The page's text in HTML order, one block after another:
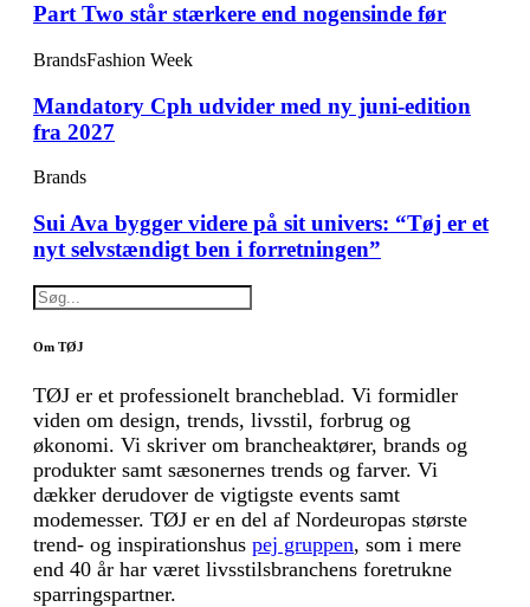
Part Two står stærkere end nogensinde før
BrandsFashion Week
Mandatory Cph udvider med ny juni-edition
fra 2027
Brands
Sui Ava bygger videre på sit univers: “Tøj er et
nyt selvstændigt ben i forretningen”
Om TØJ
TØJ er et professionelt brancheblad. Vi formidler
viden om design, trends, livsstil, forbrug og
økonomi. Vi skriver om brancheaktører, brands og
produkter samt sæsonernes trends og farver. Vi
dækker derudover de vigtigste events samt
modemesser. TØJ er en del af Nordeuropas største
trend- og inspirationshus pej gruppen, som i mere
end 40 år har været livsstilsbranchens foretrukne
sparringspartner.